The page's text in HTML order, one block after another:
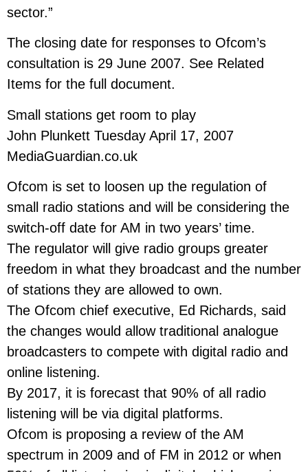
sector.”
The closing date for responses to Ofcom’s
consultation is 29 June 2007. See Related
Items for the full document.
Small stations get room to play
John Plunkett Tuesday April 17, 2007
MediaGuardian.co.uk
Ofcom is set to loosen up the regulation of
small radio stations and will be considering the
switch-off date for AM in two years’ time.
The regulator will give radio groups greater
freedom in what they broadcast and the number
of stations they are allowed to own.
The Ofcom chief executive, Ed Richards, said
the changes would allow traditional analogue
broadcasters to compete with digital radio and
online listening.
By 2017, it is forecast that 90% of all radio
listening will be via digital platforms.
Ofcom is proposing a review of the AM
spectrum in 2009 and of FM in 2012 or when